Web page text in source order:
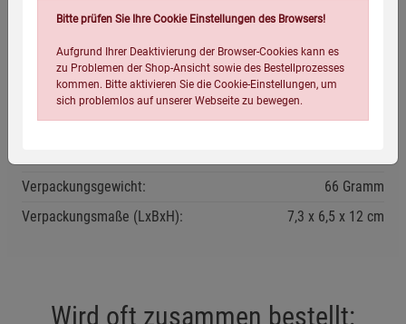
Aufbewahrung:
Eigenschaften
EAN:
4012824401877
Verpackungsgewicht:
66 Gramm
Verpackungsmaße (LxBxH):
7,3 6,5 12 cm
Wird oft zusammen bestellt:
Bitte prüfen Sie Ihre Cookie Einstellungen des Browsers!
Aufgrund Ihrer Deaktivierung der Browser-Cookies kann es
zu Problemen der Shop-Ansicht sowie des Bestellprozesses
kommen. Bitte aktivieren Sie die Cookie-Einstellungen, um
sich problemlos auf unserer Webseite zu bewegen.
Zurück Einstellungen speichern für die Gruppe
Einwilligung nicht erteilen